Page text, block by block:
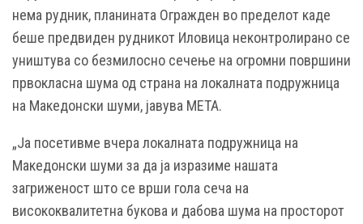
нема рудник, планината Огражден во пределот каде
беше предвиден рудникот Иловица неконтролирано се
уништува со безмилосно сечење на огромни површини
првокласна шума од страна на локалната подружница
на Македонски шуми, јавува МЕТА.
„Ја посетивме вчера локалната подружница на
Македонски шуми за да ја изразиме нашата
загриженост што се врши гола сеча на
висококвалитетна букова и дабова шума на просторот